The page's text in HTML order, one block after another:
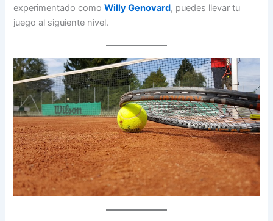
experimentado comoWilly Genovard, puedes llevar tu
juego al siguiente nivel.